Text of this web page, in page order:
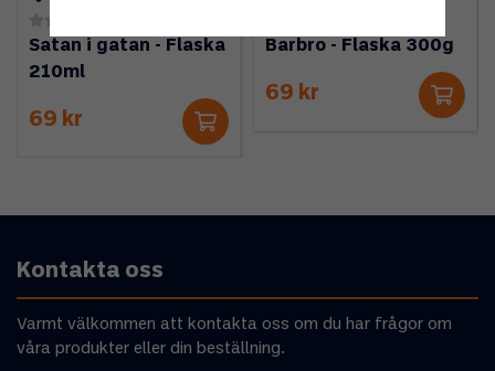
Satan i gatan - Flaska
210ml
69 kr
Barbro - Flaska 300g
69 kr
Kontakta oss
Varmt välkommen att kontakta oss om du har frågor om
våra produkter eller din beställning.